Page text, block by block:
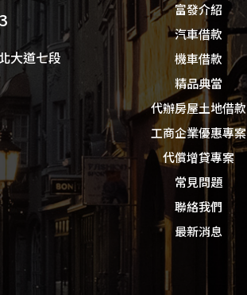
大道七段
富發介紹
汽車借款
機車借款
精品典當
代辦房屋土地借款
工商企業優惠專案
代償增貸專案
常見問題
聯絡我們
最新消息